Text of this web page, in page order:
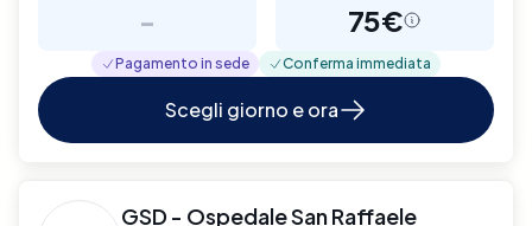
- 75€
Pagamento in sede Conferma immediata
Scegli giorno e ora
GSD - Ospedale San Raffaele